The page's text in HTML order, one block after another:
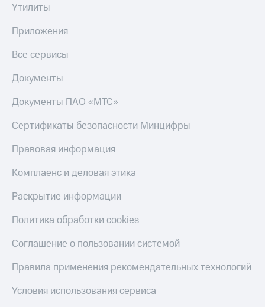
Утилиты
Приложения
Все сервисы
Документы
Документы ПАО «МТС»
Сертификаты безопасности Минцифры
Правовая информация
Комплаенс и деловая этика
Раскрытие информации
Политика обработки cookies
Соглашение о пользовании системой
Правила применения рекомендательных технологий
Условия использования сервиса